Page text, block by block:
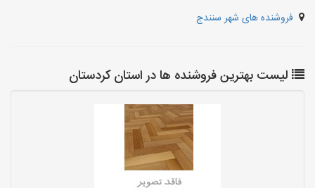
فروشنده های شهر سنندج
لیست بهترین فروشنده ها در استان کردستان